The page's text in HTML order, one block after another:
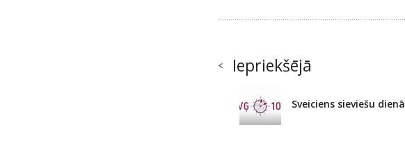
Iepriekšējā
Sveiciens sieviešu dienā